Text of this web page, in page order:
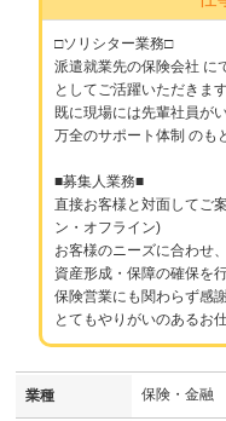
□ソリシター業務□
派遣就業先の保険会社 に
としてご活躍いただきます
既に現場には先輩社員がい
万全のサポート体制 のも
■募集人業務■
直接お客様と対面してご
ン・オフライン)
お客様のニーズに合わせ
資産形成・保障の確保を
保険営業にも関わらず感
とてもやりがいのあるお
業種 保険・金融